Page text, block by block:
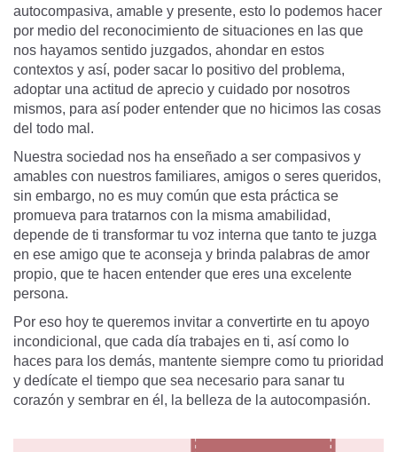
autocompasiva, amable y presente, esto lo podemos hacer
por medio del reconocimiento de situaciones en las que
nos hayamos sentido juzgados, ahondar en estos
contextos y así, poder sacar lo positivo del problema,
adoptar una actitud de aprecio y cuidado por nosotros
mismos, para así poder entender que no hicimos las cosas
del todo mal.
Nuestra sociedad nos ha enseñado a ser compasivos y
amables con nuestros familiares, amigos o seres queridos,
sin embargo, no es muy común que esta práctica se
promueva para tratarnos con la misma amabilidad,
depende de ti transformar tu voz interna que tanto te juzga
en ese amigo que te aconseja y brinda palabras de amor
propio, que te hacen entender que eres una excelente
persona.
Por eso hoy te queremos invitar a convertirte en tu apoyo
incondicional, que cada día trabajes en ti, así como lo
haces para los demás, mantente siempre como tu prioridad
y dedícate el tiempo que sea necesario para sanar tu
corazón y sembrar en él, la belleza de la autocompasión.